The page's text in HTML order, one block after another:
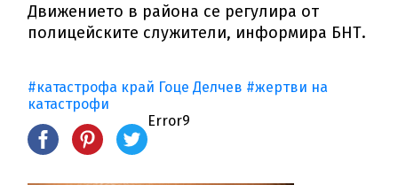
Движението в района се регулира от
полицейските служители, информира БНТ.
#катастрофа край Гоце Делчев #жертви на
катастрофи
Error9